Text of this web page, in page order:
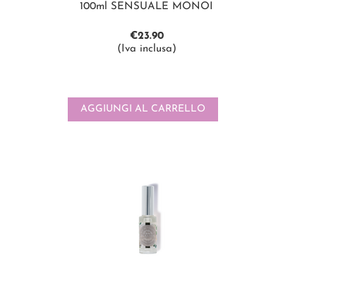
100ml SENSUALE MONOI
€23.90
(Iva inclusa)
AGGIUNGI AL CARRELLO